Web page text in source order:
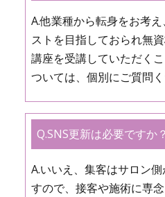
A.他業種から転身をお考
ストを目指しておられ無
講座を受講していただく
ついては、個別にご質問く
Q.SNS更新は必要ですか？
A.いいえ、集客はサロン
すので、接客や施術に専念